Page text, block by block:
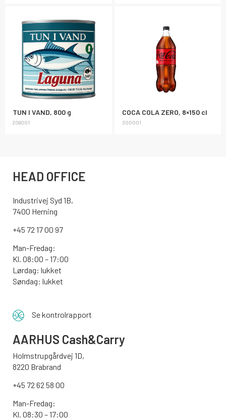
TUN I VAND, 800 g
208001
COCA COLA ZERO, 8×150 cl
300001
HEAD OFFICE
Industrivej Syd 1B,
7400 Herning
+45 72 17 00 97
Man-Fredag:
Kl. 08:00 – 17:00
Lørdag: lukket
Søndag: lukket
Se kontrolrapport
AARHUS Cash&Carry
Holmstrupgårdvej 1D,
8220 Brabrand
+45 72 62 58 00
Man-Fredag:
Kl. 08:30 – 17:00